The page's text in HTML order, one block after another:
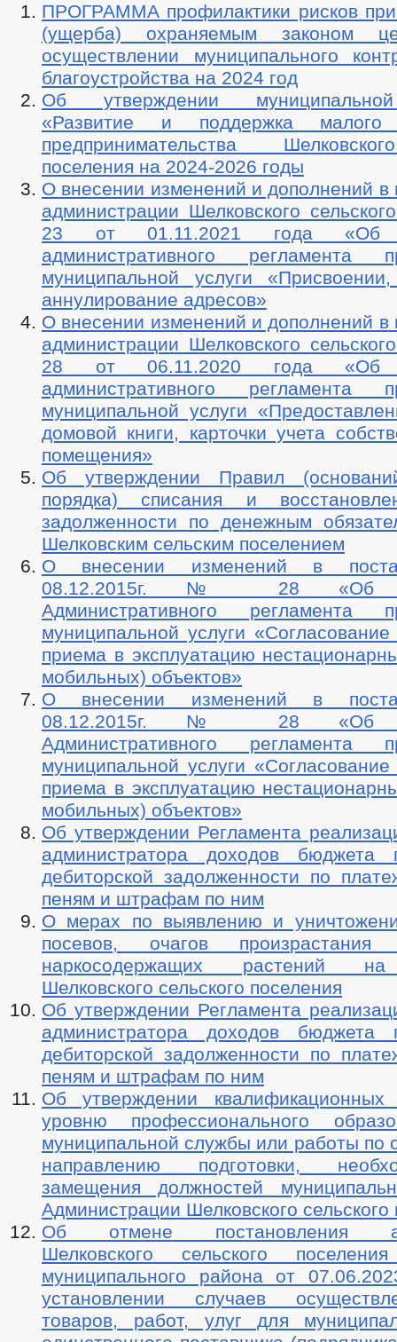
ПРОГРАММА профилактики рисков
(ущерба) охраняемым законом
осуществлении муниципального
благоустройства на 2024 год
Об утверждении
«Развитие и поддержка
предпринимательства
поселения на 2024-2026 годы
О внесении изменений и дополнений в
администрации Шелковского
23 от 01.11.2021 года «Об
административного регламента
муниципальной услуги
аннулирование адресов»
О внесении изменений и дополнений в
администрации Шелковского
28 от 06.11.2020 года «Об
административного регламента
муниципальной услуги
домовой книги, карточки учета
помещения»
Об утверждении Правил
порядка) списания и
задолженности по денежным
Шелковским сельским поселением
О внесении изменений в
08.12.2015г. № 28 «Об
Административного регламента
муниципальной услуги
приема в эксплуатацию
мобильных) объектов»
О внесении изменений в
08.12.2015г. № 28 «Об
Административного регламента
муниципальной услуги
приема в эксплуатацию
мобильных) объектов»
Об утверждении Регламента
администратора доходов бюджета
дебиторской задолженности по
пеням и штрафам по ним
О мерах по выявлению и
посевов, очагов произрастания
наркосодержащих растений на
Шелковского сельского поселения
Об утверждении Регламента
администратора доходов бюджета
дебиторской задолженности по
пеням и штрафам по ним
Об утверждении квалификационных
уровню профессионального
муниципальной службы или работы по
направлению подготовки,
замещения должностей
Администрации Шелковского сельского
Об отмене постановления
Шелковского сельского
муниципального района от
установлении случаев
товаров, работ, улуг для